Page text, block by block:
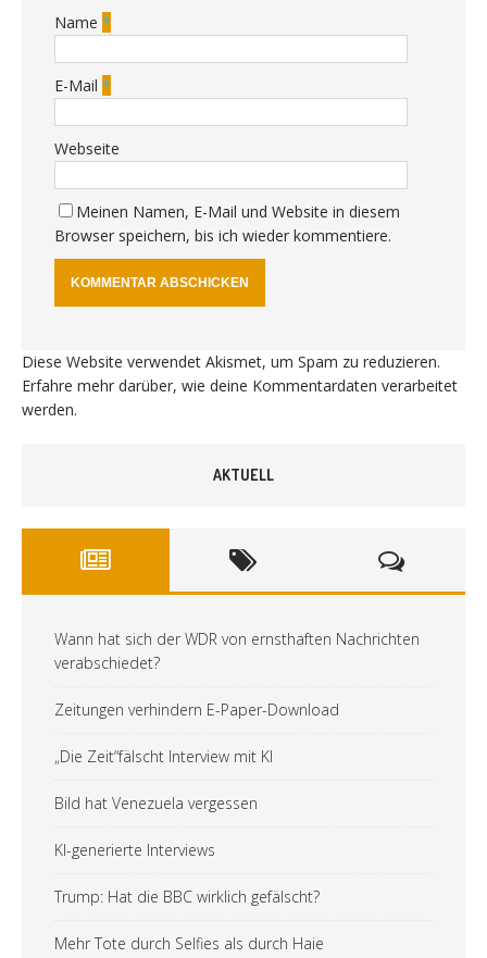
Name *
E-Mail *
Webseite
Meinen Namen, E-Mail und Website in diesem
Browser speichern, bis ich wieder kommentiere.
Diese Website verwendet Akismet, um Spam zu reduzieren.
Erfahre mehr darüber, wie deine Kommentardaten verarbeitet
werden.
AKTUELL
Wann hat sich der WDR von ernsthaften Nachrichten
verabschiedet?
Zeitungen verhindern E-Paper-Download
„Die Zeit“fälscht Interview mit KI
Bild hat Venezuela vergessen
KI-generierte Interviews
Trump: Hat die BBC wirklich gefälscht?
Mehr Tote durch Selfies als durch Haie